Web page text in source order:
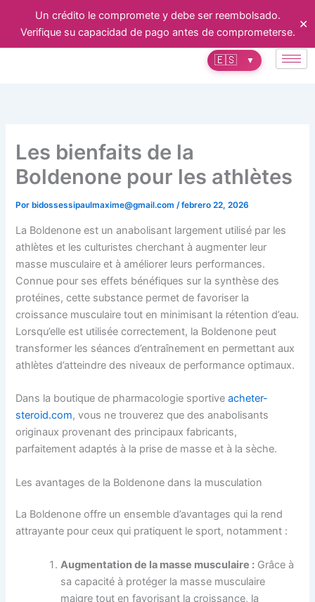
Un crédito le compromete y debe ser reembolsado.
Verifique su capacidad de pago antes de comprometerse.
✕
🇪🇸 ▼
Les bienfaits de la
Boldenone pour les athlètes
Por bidossessipaulmaxime@gmail.com/febrero 22, 2026
La Boldenone est un anabolisant largement utilisé par les
athlètes et les culturistes cherchant à augmenter leur
masse musculaire et à améliorer leurs performances.
Connue pour ses effets bénéfiques sur la synthèse des
protéines, cette substance permet de favoriser la
croissance musculaire tout en minimisant la rétention d’eau.
Lorsqu’elle est utilisée correctement, la Boldenone peut
transformer les séances d’entraînement en permettant aux
athlètes d’atteindre des niveaux de performance optimaux.
Dans la boutique de pharmacologie sportiveacheter-
steroid.com, vous ne trouverez que des anabolisants
originaux provenant des principaux fabricants,
parfaitement adaptés à la prise de masse et à la sèche.
Les avantages de la Boldenone dans la musculation
La Boldenone offre un ensemble d’avantages qui la rend
attrayante pour ceux qui pratiquent le sport, notamment :
Augmentation de la masse musculaire : Grâce à
sa capacité à protéger la masse musculaire
maigre tout en favorisant la croissance, la